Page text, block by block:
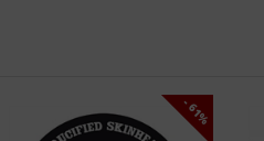
- 61%